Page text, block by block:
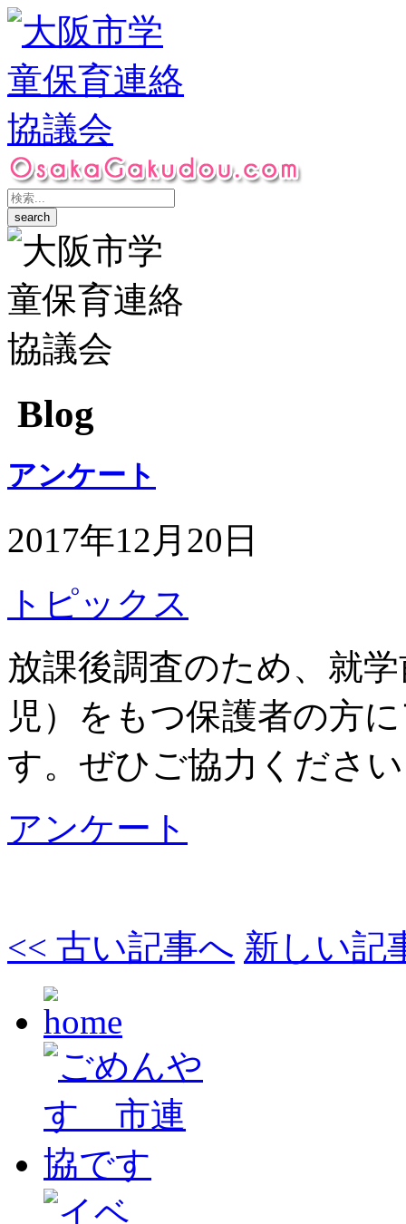
Blog
アンケート
2017年12月20日
トピックス
放課後調査のため、就
児）をもつ保護者の方
す。ぜひご協力くださ
アンケート
<< 古い記事へ 新しい記